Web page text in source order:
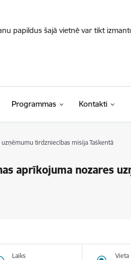
papildus šajā vietnē var tikt
Programmas Kontakti
tirdzniecības misija Taškentā
aprīkojuma nozares
Laiks Vieta